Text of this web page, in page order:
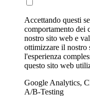
Accettando questi
comportamento dei
nostro sito web e
ottimizzare il nostro
l'esperienza
questo sito web
Google Analytics,
A/B-Testing